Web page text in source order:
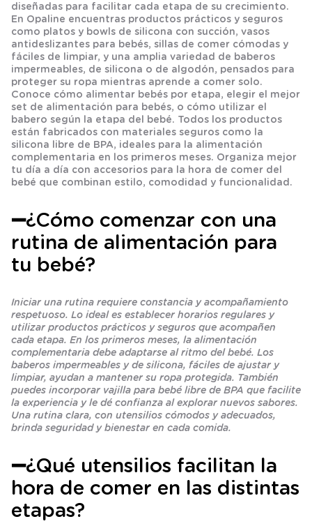
diseñadas para facilitar cada etapa de su crecimiento.
En Opaline encuentras productos prácticos y seguros
como platos y bowls de silicona con succión, vasos
antideslizantes para bebés, sillas de comer cómodas y
fáciles de limpiar, y una amplia variedad de baberos
impermeables, de silicona o de algodón, pensados para
proteger su ropa mientras aprende a comer solo.
Conoce cómo alimentar bebés por etapa, elegir el mejor
set de alimentación para bebés, o cómo utilizar el
babero según la etapa del bebé. Todos los productos
están fabricados con materiales seguros como la
silicona libre de BPA, ideales para la alimentación
complementaria en los primeros meses. Organiza mejor
tu día a día con accesorios para la hora de comer del
bebé que combinan estilo, comodidad y funcionalidad.
➖¿Cómo comenzar con una
rutina de alimentación para
tu bebé?
Iniciar una rutina requiere constancia y acompañamiento
respetuoso. Lo ideal es establecer horarios regulares y
utilizar productos prácticos y seguros que acompañen
cada etapa. En los primeros meses, la alimentación
complementaria debe adaptarse al ritmo del bebé. Los
baberos impermeables y de silicona, fáciles de ajustar y
limpiar, ayudan a mantener su ropa protegida. También
puedes incorporar vajilla para bebé libre de BPA que facilite
la experiencia y le dé confianza al explorar nuevos sabores.
Una rutina clara, con utensilios cómodos y adecuados,
brinda seguridad y bienestar en cada comida.
➖¿Qué utensilios facilitan la
hora de comer en las distintas
etapas?